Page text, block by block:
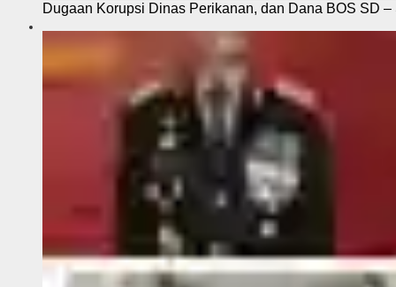
Dugaan Korupsi Dinas Perikanan, dan Dana BOS SD